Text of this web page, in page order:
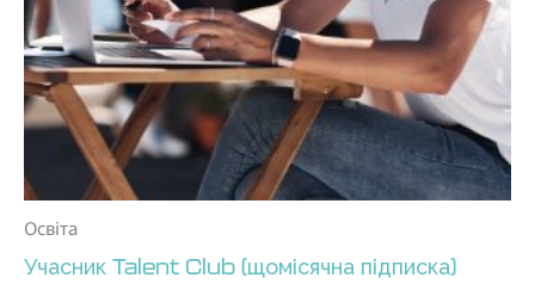
Освіта
Учасник Talent Club (щомісячна підписка)